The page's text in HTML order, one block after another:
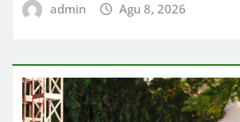
admin Agu 8, 2026